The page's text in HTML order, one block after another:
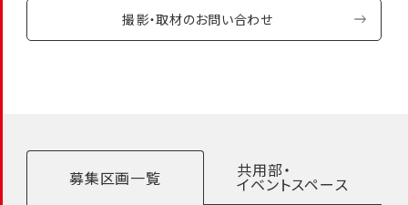
撮影・取材のお問い合わせ
募集区画一覧 共用部・
イベントスペース